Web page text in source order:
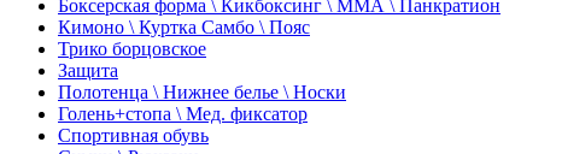
Боксерская форма \ Кикбоксинг \ ММА \ Панкратион
Кимоно \ Куртка Самбо \ Пояс
Трико борцовское
Защита
Полотенца \ Нижнее белье \ Носки
Голень+стопа \ Мед. фиксатор
Спортивная обувь